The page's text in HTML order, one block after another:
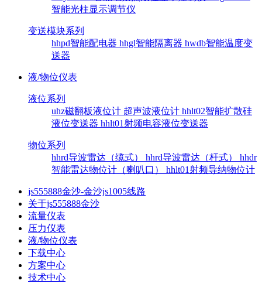
智能光柱显示调节仪
变送模块系列
hhpd智能配电器 hhgl智能隔离器 hwdb智能温度变
送器
液/物位仪表
液位系列
uhz磁翻板液位计 超声波液位计 hhlt02智能扩散硅
液位变送器 hhlt01射频电容液位变送器
物位系列
hhrd导波雷达（缆式） hhrd导波雷达（杆式） hhdr
智能雷达物位计（喇叭口） hhlt01射频导纳物位计
js555888金沙-金沙js1005线路
关于js555888金沙
流量仪表
压力仪表
液/物位仪表
下载中心
方案中心
技术中心